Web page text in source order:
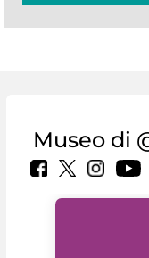
Museo di